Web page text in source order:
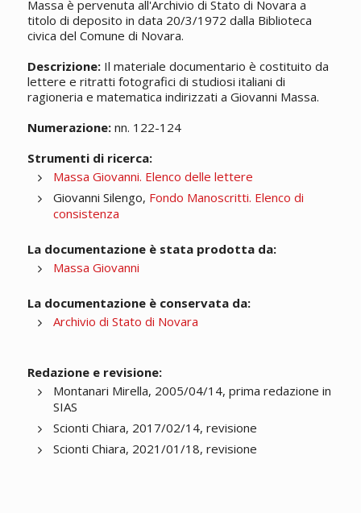
Massa è pervenuta all'Archivio di Stato di Novara a
titolo di deposito in data 20/3/1972 dalla Biblioteca
civica del Comune di Novara.
Descrizione:Il materiale documentario è costituito da
lettere e ritratti fotografici di studiosi italiani di
ragioneria e matematica indirizzati a Giovanni Massa.
Numerazione:nn. 122-124
Strumenti di ricerca:
Massa Giovanni. Elenco delle lettere
Giovanni Silengo, Fondo Manoscritti. Elenco di
consistenza
La documentazione è stata prodotta da:
Massa Giovanni
La documentazione è conservata da:
Archivio di Stato di Novara
Redazione e revisione:
Montanari Mirella, 2005/04/14, prima redazione in
SIAS
Scionti Chiara, 2017/02/14, revisione
Scionti Chiara, 2021/01/18, revisione